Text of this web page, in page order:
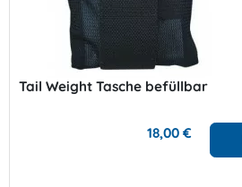
Tail Weight Tasche befüllbar
18,00 €